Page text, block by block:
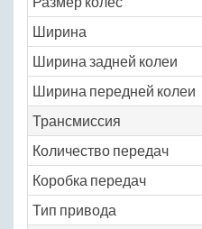
Ширина
Ширина задней колеи
Ширина передней колеи
Трансмиссия
Количество передач
Коробка передач
Тип привода